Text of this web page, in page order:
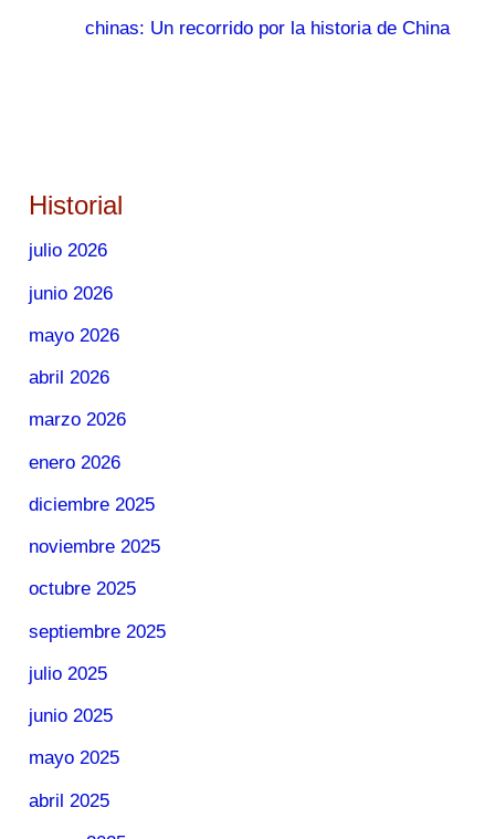
chinas: Un recorrido por la historia de China
Historial
julio 2026
junio 2026
mayo 2026
abril 2026
marzo 2026
enero 2026
diciembre 2025
noviembre 2025
octubre 2025
septiembre 2025
julio 2025
junio 2025
mayo 2025
abril 2025